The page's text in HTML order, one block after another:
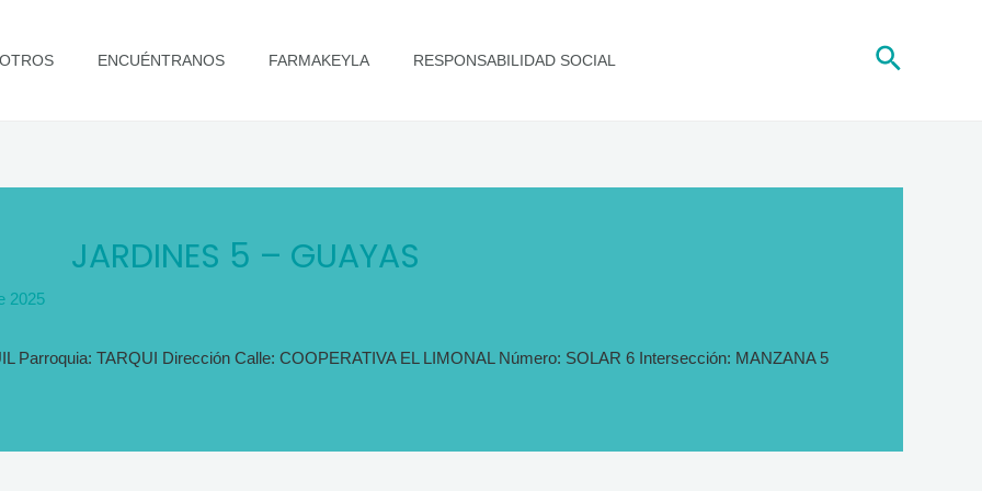
ENCUÉNTRANOS FARMAKEYLA RESPONSABILIDAD SOCIAL Buscar
JARDINES 5 – GUAYAS
2025
Parroquia: TARQUI Dirección Calle: COOPERATIVA EL LIMONAL Número: SOLAR 6 Intersección: MANZANA 5